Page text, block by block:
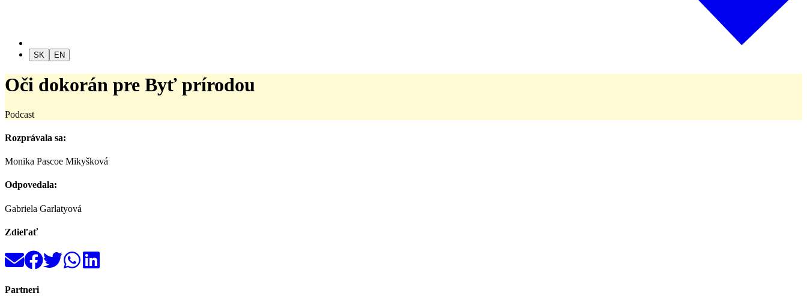
SK EN
Oči dokorán pre Byť prírodou
Podcast
Rozprávala sa:
Monika Pascoe Mikyšková
Odpovedala:
Gabriela Garlatyová
Zdieľať
Partneri